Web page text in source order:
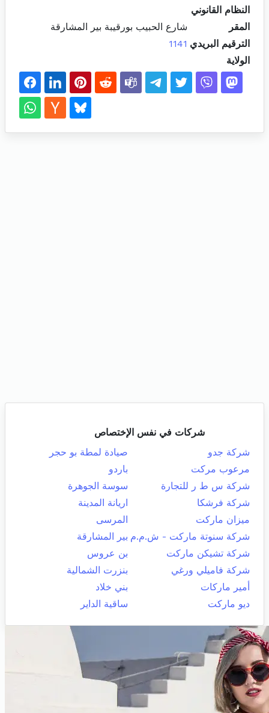
النظام القانوني
المقر
شارع الحبيب بورقيبة بير المشارقة
الترقيم البريدي 1141
الولاية
شركات في نفس الإختصاص
شركة جدو
صيادة لمطة بو حجر
مرعوب مركت
باردو
شركة س ط ر للتجارة
سوسة الجوهرة
شركة فرشكا
اريانة المدينة
ميزان ماركت
المرسى
شركة سنوتة ماركت - ش.م.م بير المشارقة
شركة تشيكن ماركت
بن عروس
شركة فاميلي ورغي
بنزرت الشمالية
أمير ماركات
بني خلاد
ديو ماركت
ساقية الداير